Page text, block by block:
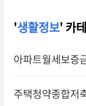
'생활정보' 카
아파트월세보증
주택청약종합저